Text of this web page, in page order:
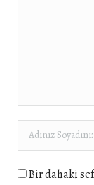
Adınız Soyadınız
Bir dahaki